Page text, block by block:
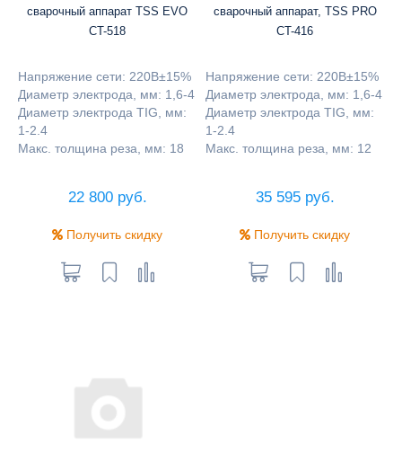
сварочный аппарат TSS EVO
CT-518
Напряжение сети: 220В±15%
Диаметр электрода, мм: 1,6-4
Диаметр электрода TIG, мм:
1-2.4
Макс. толщина реза, мм: 18
22 800 руб.
Получить скидку
сварочный аппарат, TSS PRO
CT-416
Напряжение сети: 220В±15%
Диаметр электрода, мм: 1,6-4
Диаметр электрода TIG, мм:
1-2.4
Макс. толщина реза, мм: 12
35 595 руб.
Получить скидку